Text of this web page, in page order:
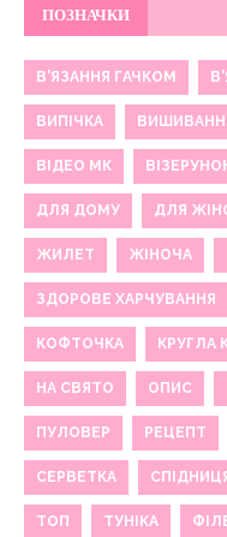
ПОЗНАЧКИ
В'ЯЗАННЯ ГАЧКОМ
ВИПІЧКА
ВІДЕО МК
ДЛЯ ДОМУ ДЛЯ
ЖИЛЕТ ЖІНОЧА
ЗДОРОВЕ ХАРЧУВАННЯ
КОФТОЧКА КРУГЛА
НА СВЯТО ОПИС
ПУЛОВЕР РЕЦЕПТ
СЕРВЕТКА
ТОП ТУНІКА